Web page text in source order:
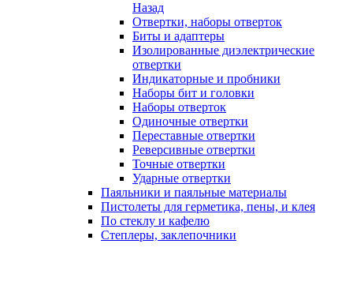
Назад
Отвертки, наборы отверток
Биты и адаптеры
Изолированные диэлектрические
отвертки
Индикаторные и пробники
Наборы бит и головки
Наборы отверток
Одиночные отвертки
Переставные отвертки
Реверсивные отвертки
Точные отвертки
Ударные отвертки
Паяльники и паяльные материалы
Пистолеты для герметика, пены, и клея
По стеклу и кафелю
Степлеры, заклепочники